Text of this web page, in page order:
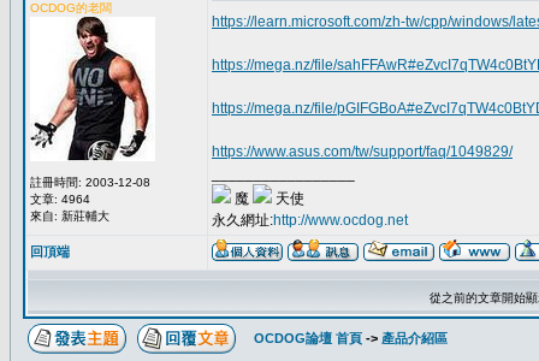
OCDOG的老闆
註冊時間: 2003-12-08
文章: 4964
來自: 新莊輔大
https://learn.microsoft.com/zh-tw/cpp/windows/
https://mega.nz/file/
https://mega.nz/file/
https://www.asus.com/tw/support/faq/1049829/
魔
天使
永久網址:http://www.ocdog.net
回頂端
從之前的文章開始
OCDOG論壇 首頁 -> 產品介紹區